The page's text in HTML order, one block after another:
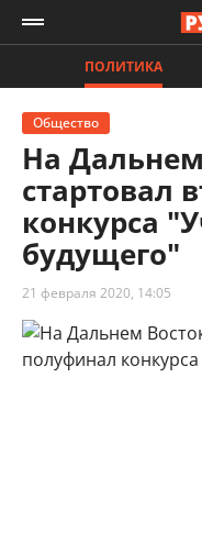
ПОЛИТИКА
Общество
На
стартовал
конкурса
будущего"
21 февраля 2020, 14:05